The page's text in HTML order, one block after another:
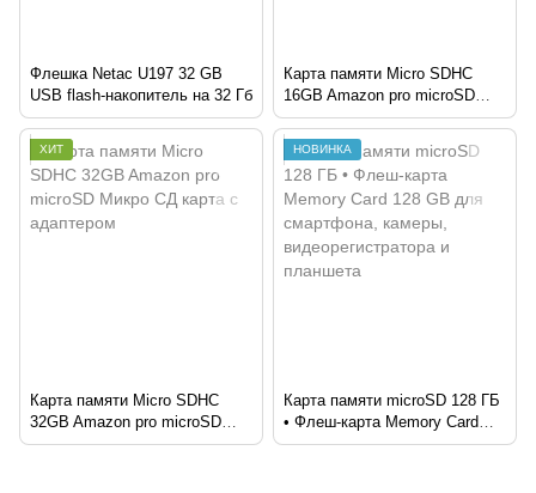
Флешка Netac U197 32 GB
USB flash-накопитель на 32 Гб
Карта памяти Micro SDHC
16GB Amazon pro microSD
Микро СД карта с адаптером
ХИТ
Карта памяти Micro SDHC
32GB Amazon pro microSD
Микро СД карта с адаптером
НОВИНКА
Карта памяти microSD 128 ГБ
• Флеш-карта Memory Card
128 GB для смартфона,